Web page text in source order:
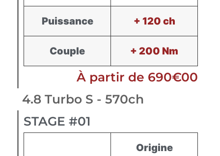
Puissance + 120 ch
Couple + 200 Nm
À partir de 690€00
4.8 Turbo S - 570ch
STAGE #01
Origine